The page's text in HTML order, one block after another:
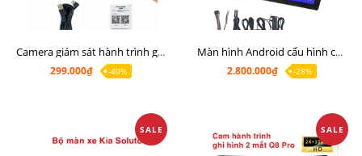
Camera giám sát hành trình giá rẻ, cam hành trình cho màn Android, cam hành trình kết nối điện thoại
299.000₫
-40%
Màn hình Android cấu hình cao Ram 6G Rom 128G chip 8 nhân 8581
2.800.000₫
-28%
SALE SALE